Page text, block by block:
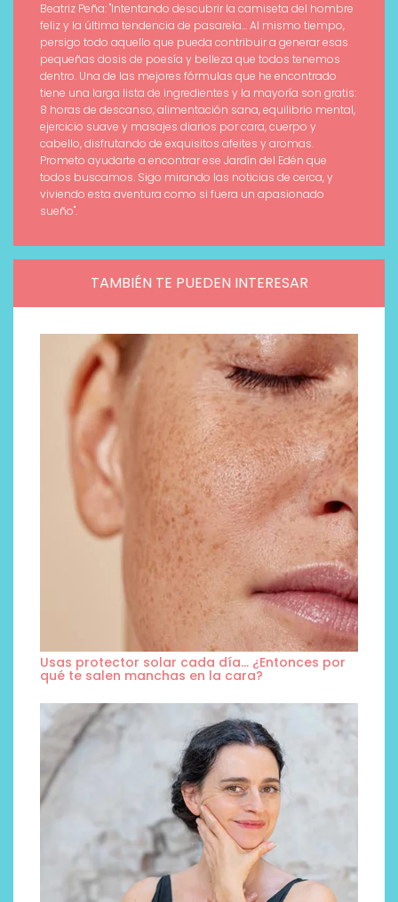
Beatriz Peña: "Intentando descubrir la camiseta del hombre
feliz y la última tendencia de pasarela... Al mismo tiempo,
persigo todo aquello que pueda contribuir a generar esas
pequeñas dosis de poesía y belleza que todos tenemos
dentro. Una de las mejores fórmulas que he encontrado
tiene una larga lista de ingredientes y la mayoría son gratis:
8 horas de descanso, alimentación sana, equilibrio mental,
ejercicio suave y masajes diarios por cara, cuerpo y
cabello, disfrutando de exquisitos afeites y aromas.
Prometo ayudarte a encontrar ese Jardín del Edén que
todos buscamos. Sigo mirando las noticias de cerca, y
viviendo esta aventura como si fuera un apasionado
sueño".
TAMBIÉN TE PUEDEN INTERESAR
Usas protector solar cada día… ¿Entonces por
qué te salen manchas en la cara?